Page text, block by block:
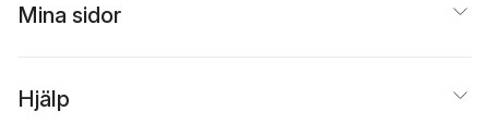
Mina sidor
Hjälp